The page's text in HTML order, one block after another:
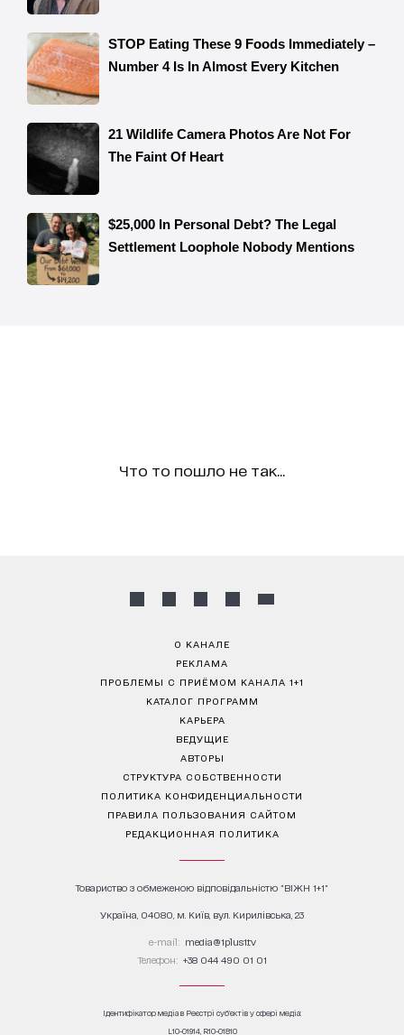
Что то пошло не так...
О КАНАЛЕ
РЕКЛАМА
ПРОБЛЕМЫ С ПРИЁМОМ КАНАЛА 1+1
КАТАЛОГ ПРОГРАММ
КАРЬЕРА
ВЕДУЩИЕ
АВТОРЫ
СТРУКТУРА СОБСТВЕННОСТИ
ПОЛИТИКА КОНФИДЕНЦИАЛЬНОСТИ
ПРАВИЛА ПОЛЬЗОВАНИЯ САЙТОМ
РЕДАКЦИОННАЯ ПОЛИТИКА
Товариство з обмеженою відповідальністю "ВІЖН 1+1"
Україна, 04080, м. Київ, вул. Кирилівська, 23
е-mail: media@1plus1.tv
Телефон: +38 044 490 01 01
Ідентифікатор медіа в Реєстрі суб’єктів у сфері медіа:
L10-01914, R10-01810